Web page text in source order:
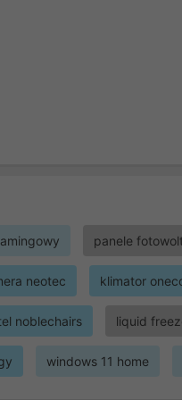
panele
neotec klimator
noblechairs liquid
windows 11 home